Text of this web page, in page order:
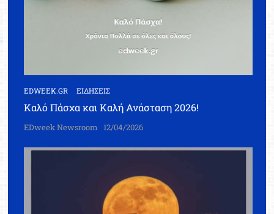
EDWEEK.GR ΕΙΔΗΣΕΙΣ
Καλό Πάσχα και Καλή Ανάσταση 2026!
EDweek Newsroom 12/04/2026